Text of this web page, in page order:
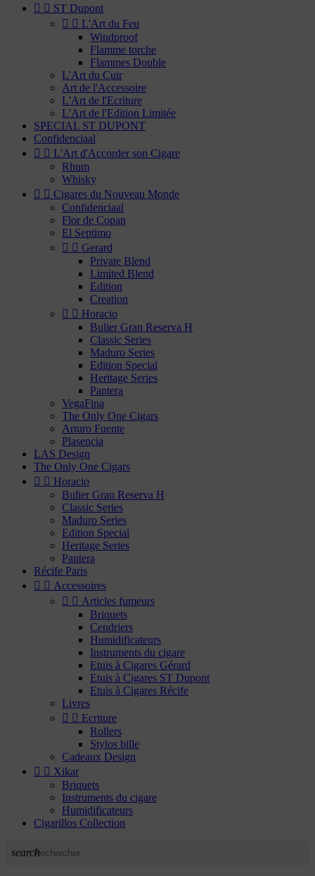
  ST Dupont
  L'Art du Feu
Windproof
Flamme torche
Flammes Double
L'Art du Cuir
Art de l'Accessoire
L'Art de l'Ecriture
L'Art de l'Edition Limitée
SPECIAL ST DUPONT
Confidenciaal
  L'Art d'Accorder son Cigare
Rhum
Whisky
  Cigares du Nouveau Monde
Confidenciaal
Flor de Copan
El Septimo
  Gerard
Private Blend
Limited Blend
Edition
Creation
  Horacio
Bulier Gran Reserva H
Classic Series
Maduro Series
Edition Special
Heritage Series
Pantera
VegaFina
The Only One Cigars
Arturo Fuente
Plasencia
LAS Design
The Only One Cigars
  Horacio
Bulier Gran Reserva H
Classic Series
Maduro Series
Edition Special
Heritage Series
Pantera
Récife Paris
  Accessoires
  Articles fumeurs
Briquets
Cendriers
Humidificateurs
Instruments du cigare
Etuis à Cigares Gérard
Etuis à Cigares ST Dupont
Etuis à Cigares Récife
Livres
  Ecriture
Rollers
Stylos bille
Cadeaux Design
  Xikar
Briquets
Instruments du cigare
Humidificateurs
Cigarillos Collection
search